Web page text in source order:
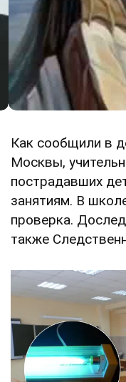
Как сообщили в
Москвы,
пострадавших
занятиям. В
проверка.
также